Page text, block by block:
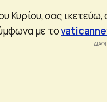
Κυρίου, σας
με το